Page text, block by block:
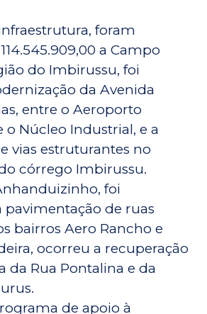
foram
a Campo
do Imbirussu, foi
da Avenida
entre o Aeroporto
o Núcleo Industrial, e a
vias estruturantes no
córrego Imbirussu.
foi
pavimentação de ruas
bairros Aero Rancho e
ocorreu a recuperação
da Rua Pontalina e da
de apoio à